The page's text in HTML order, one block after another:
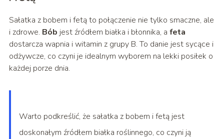
Sałatka z bobem i fetą to połączenie nie tylko smaczne, ale
i zdrowe. Bób jest źródłem białka i błonnika, a feta
dostarcza wapnia i witamin z grupy B. To danie jest sycące i
odżywcze, co czyni je idealnym wyborem na lekki posiłek o
każdej porze dnia.
Warto podkreślić, że sałatka z bobem i fetą jest
doskonałym źródłem białka roślinnego, co czyni ją